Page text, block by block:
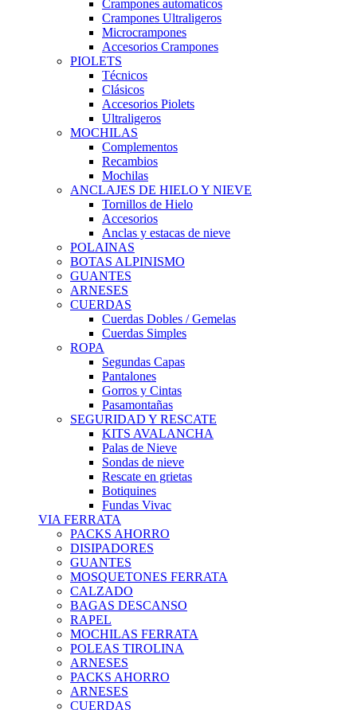
Crampones automaticos
Crampones Ultraligeros
Microcrampones
Accesorios Crampones
PIOLETS
Técnicos
Clásicos
Accesorios Piolets
Ultraligeros
MOCHILAS
Complementos
Recambios
Mochilas
ANCLAJES DE HIELO Y NIEVE
Tornillos de Hielo
Accesorios
Anclas y estacas de nieve
POLAINAS
BOTAS ALPINISMO
GUANTES
ARNESES
CUERDAS
Cuerdas Dobles / Gemelas
Cuerdas Simples
ROPA
Segundas Capas
Pantalones
Gorros y Cintas
Pasamontañas
SEGURIDAD Y RESCATE
KITS AVALANCHA
Palas de Nieve
Sondas de nieve
Rescate en grietas
Botiquines
Fundas Vivac
VIA FERRATA
PACKS AHORRO
DISIPADORES
GUANTES
MOSQUETONES FERRATA
CALZADO
BAGAS DESCANSO
RAPEL
MOCHILAS FERRATA
POLEAS TIROLINA
ARNESES
PACKS AHORRO
ARNESES
CUERDAS